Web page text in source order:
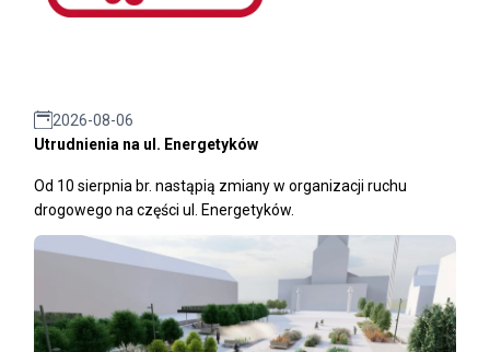
2026-08-06
Utrudnienia na ul. Energetyków
Od 10 sierpnia br. nastąpią zmiany w organizacji ruchu
drogowego na części ul. Energetyków.